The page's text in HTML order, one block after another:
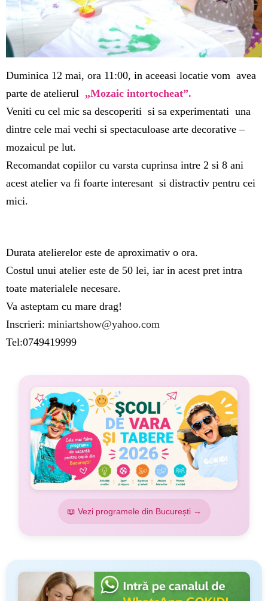
Duminica 12 mai, ora 11:00, in aceeasi locatie vom avea
parte de atelierul „Mozaic intortocheat”.
Veniti cu cel mic sa descoperiti si sa experimentati una
dintre cele mai vechi si spectaculoase arte decorative –
mozaicul pe lut.
Recomandat copiilor cu varsta cuprinsa intre 2 si 8 ani
acest atelier va fi foarte interesant si distractiv pentru cei
mici.
Durata atelierelor este de aproximativ o ora.
Costul unui atelier este de 50 lei, iar in acest pret intra
toate materialele necesare.
Va asteptam cu mare drag!
Inscrieri: miniartshow@yahoo.com
Tel:0749419999
📖 Vezi programele din București →